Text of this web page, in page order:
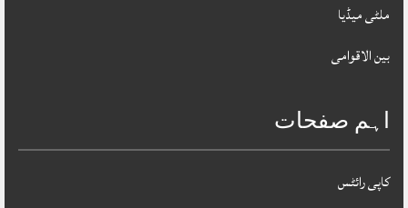
ملٹی میڈیا
بین الاقوامی
اہم صفحات
کاپی رائٹس